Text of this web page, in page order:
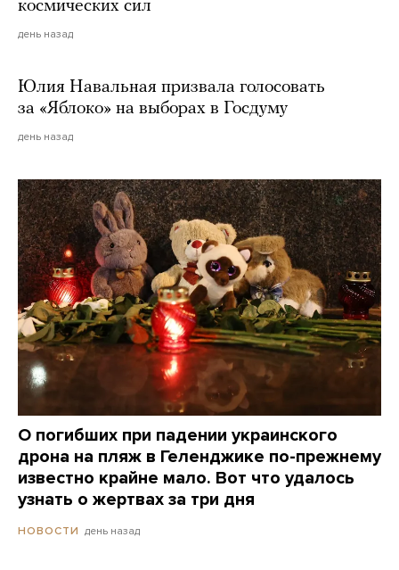
космических сил
день назад
Юлия Навальная призвала голосовать
за «Яблоко» на выборах в Госдуму
день назад
О погибших при падении украинского
дрона на пляж в Геленджике по-прежнему
известно крайне мало. Вот что удалось
узнать о жертвах за три дня
НОВОСТИ день назад